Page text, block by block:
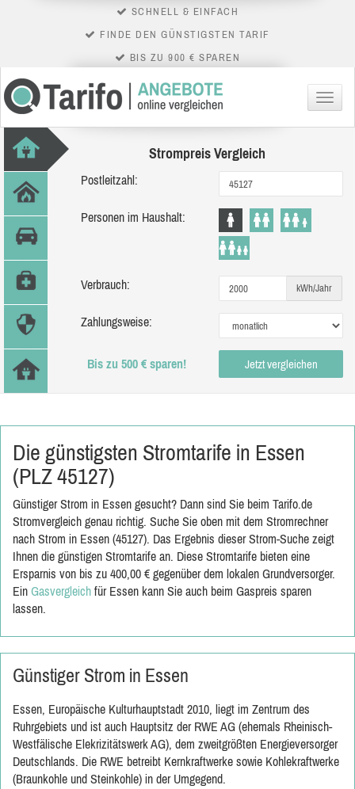
SCHNELL & EINFACH
FINDE DEN GÜNSTIGSTEN TARIF
BIS ZU 900 € SPAREN
Menü
Strompreis Vergleich
Postleitzahl:
Personen im Haushalt:
Verbrauch: kWh/Jahr
Zahlungsweise:
Bis zu 500 € sparen! Jetzt vergleichen
Die günstigsten Stromtarife in Essen
(PLZ 45127)
Günstiger Strom in Essen gesucht? Dann sind Sie beim Tarifo.de
Stromvergleich genau richtig. Suche Sie oben mit dem Stromrechner
nach Strom in Essen (45127). Das Ergebnis dieser Strom-Suche zeigt
Ihnen die günstigen Stromtarife an. Diese Stromtarife bieten eine
Ersparnis von bis zu 400,00 € gegenüber dem lokalen Grundversorger.
Ein Gasvergleich für Essen kann Sie auch beim Gaspreis sparen
lassen.
Günstiger Strom in Essen
Essen, Europäische Kulturhauptstadt 2010, liegt im Zentrum des
Ruhrgebiets und ist auch Hauptsitz der RWE AG (ehemals Rheinisch-
Westfälische Elekrizitätswerk AG), dem zweitgrößten Energieversorger
Deutschlands. Die RWE betreibt Kernkraftwerke sowie Kohlekraftwerke
(Braunkohle und Steinkohle) in der Umgegend.